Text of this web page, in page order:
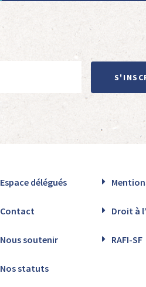
Espace délégués
Contact Droit à
Nous soutenir RAFI-SF
Nos statuts